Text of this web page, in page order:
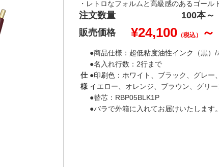
・レトロなフォルムと高級感のあるゴール
注文数量 100本～
販売価格
¥24,100 （税込） ～
仕
様
●商品仕様：超低粘度油性インク（黒
●名入れ行数：2行まで
●印刷色：ホワイト、ブラック、グレー
イエロー、オレンジ、ブラウン、グリ
●替芯：RBP05BLK1P
●バラで外箱に入れてお届けいたします。